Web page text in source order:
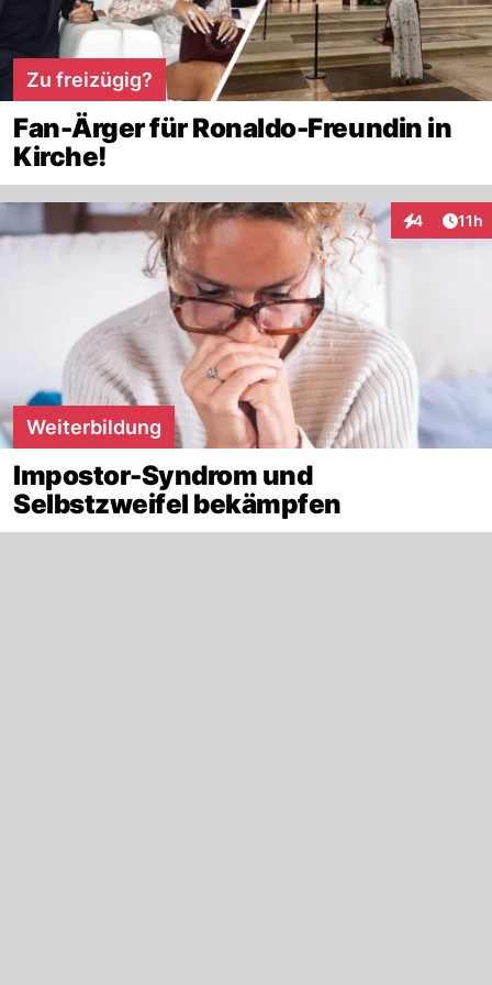
Zu freizügig?
Fan-Ärger für Ronaldo-Freundin in
Kirche!
4 11h
Weiterbildung
Impostor-Syndrom und
Selbstzweifel bekämpfen